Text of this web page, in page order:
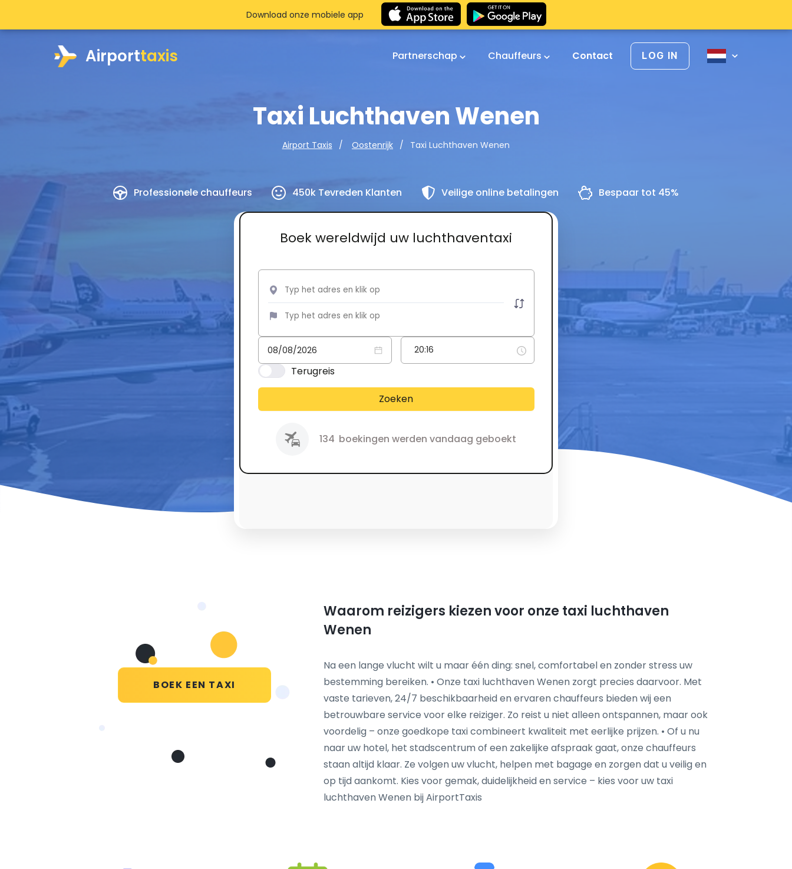
Airporttaxis Partnerschap Chauffeurs Contact LOG IN
Taxi Luchthaven Wenen
Airport Taxis Oostenrijk Taxi Luchthaven Wenen
Professionele chauffeurs 450k Tevreden Klanten Veilige online betalingen Bespaar tot 45%
Boek wereldwijd uw luchthaventaxi
Terugreis
Zoeken
134 boekingen werden vandaag geboekt
Download onze mobiele app
BOEK EEN TAXI
Waarom reizigers kiezen voor onze taxi luchthaven
Wenen
Na een lange vlucht wilt u maar één ding: snel, comfortabel en zonder stress uw
bestemming bereiken. • Onze taxi luchthaven Wenen zorgt precies daarvoor. Met
vaste tarieven, 24/7 beschikbaarheid en ervaren chauffeurs bieden wij een
betrouwbare service voor elke reiziger. Zo reist u niet alleen ontspannen, maar ook
voordelig – onze goedkope taxi combineert kwaliteit met eerlijke prijzen. • Of u nu
naar uw hotel, het stadscentrum of een zakelijke afspraak gaat, onze chauffeurs
staan altijd klaar. Ze volgen uw vlucht, helpen met bagage en zorgen dat u veilig en
op tijd aankomt. Kies voor gemak, duidelijkheid en service – kies voor uw taxi
luchthaven Wenen bij AirportTaxis